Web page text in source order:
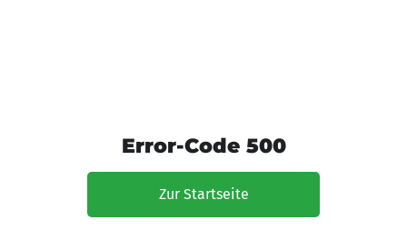
Error-Code 500
Zur Startseite